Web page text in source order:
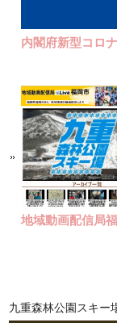
内閣府新型コロ
地域動画配信局
九重森林公園スキー